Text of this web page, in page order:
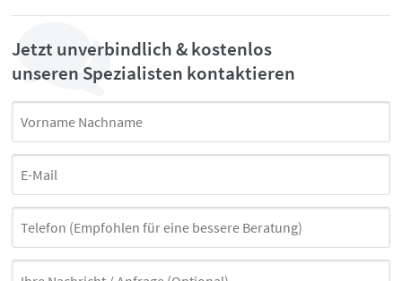
Jetzt unverbindlich & kostenlos
unseren Spezialisten kontaktieren